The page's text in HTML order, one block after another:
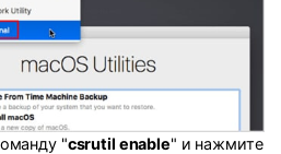
"csrutil enable" и нажмите